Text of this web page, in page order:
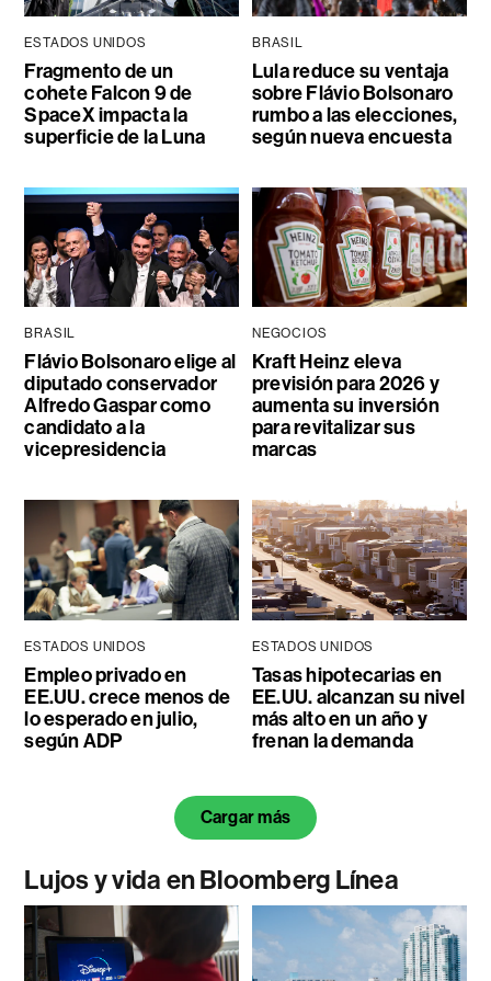
ESTADOS UNIDOS
Fragmento de un
cohete Falcon 9 de
SpaceX impacta la
superficie de la Luna
BRASIL
Lula reduce su ventaja
sobre Flávio Bolsonaro
rumbo a las elecciones,
según nueva encuesta
BRASIL
Flávio Bolsonaro elige al
diputado conservador
Alfredo Gaspar como
candidato a la
vicepresidencia
NEGOCIOS
Kraft Heinz eleva
previsión para 2026 y
aumenta su inversión
para revitalizar sus
marcas
ESTADOS UNIDOS
Empleo privado en
EE.UU. crece menos de
lo esperado en julio,
según ADP
ESTADOS UNIDOS
Tasas hipotecarias en
EE.UU. alcanzan su nivel
más alto en un año y
frenan la demanda
Cargar más
Lujos y vida en Bloomberg Línea